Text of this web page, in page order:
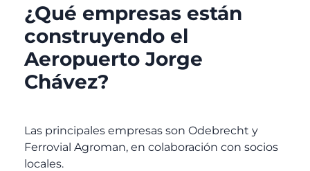
¿Qué empresas están
construyendo el
Aeropuerto Jorge
Chávez?
Las principales empresas son Odebrecht y
Ferrovial Agroman, en colaboración con socios
locales.